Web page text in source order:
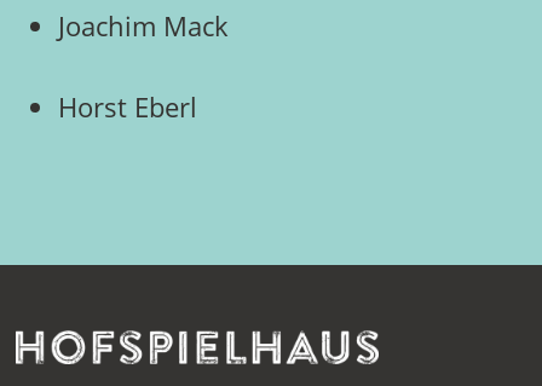
Joachim Mack
Horst Eberl